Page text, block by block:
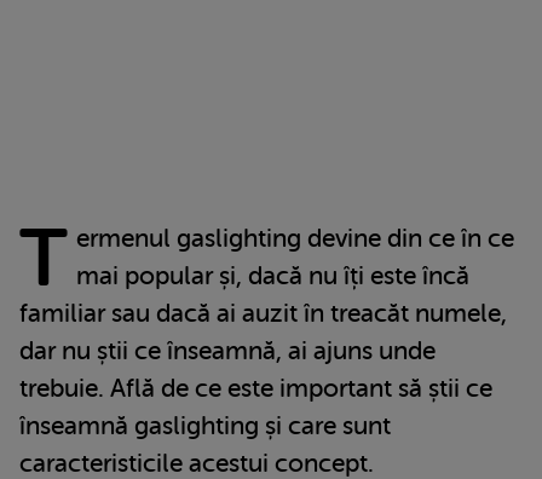
T ermenul gaslighting devine din ce în ce
mai popular și, dacă nu îți este încă
familiar sau dacă ai auzit în treacăt numele,
dar nu știi ce înseamnă, ai ajuns unde
trebuie. Află de ce este important să știi ce
înseamnă gaslighting și care sunt
caracteristicile acestui concept.